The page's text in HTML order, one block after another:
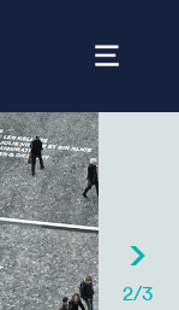
2/3